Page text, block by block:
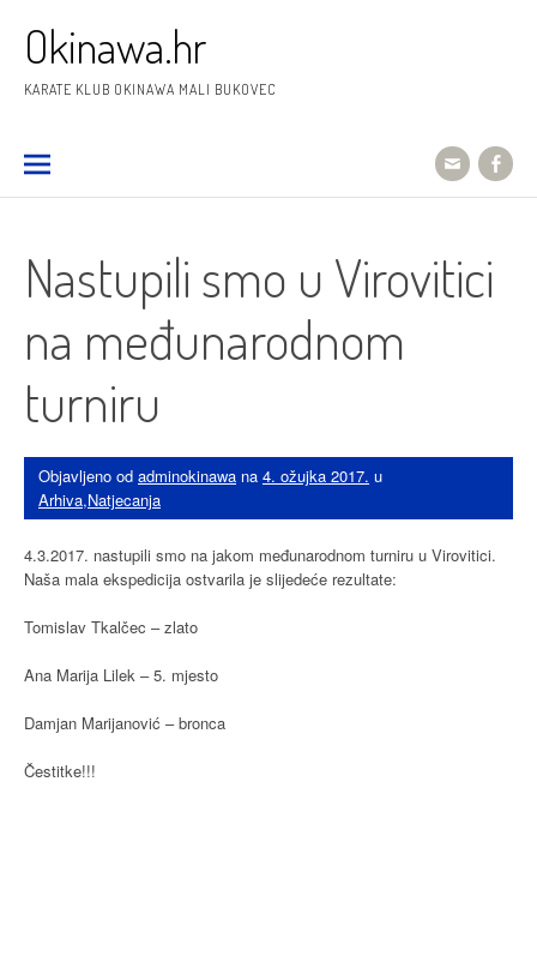
sadržajOkinawa.hr
KARATE KLUB OKINAWA MALI BUKOVEC
Nastupili smo u Virovitici
na međunarodnom
turniru
Objavljeno od adminokinawa na 4. ožujka 2017. u
Arhiva,Natjecanja
4.3.2017. nastupili smo na jakom međunarodnom turniru u Virovitici.
Naša mala ekspedicija ostvarila je slijedeće rezultate:
Tomislav Tkalčec – zlato
Ana Marija Lilek – 5. mjesto
Damjan Marijanović – bronca
Čestitke!!!